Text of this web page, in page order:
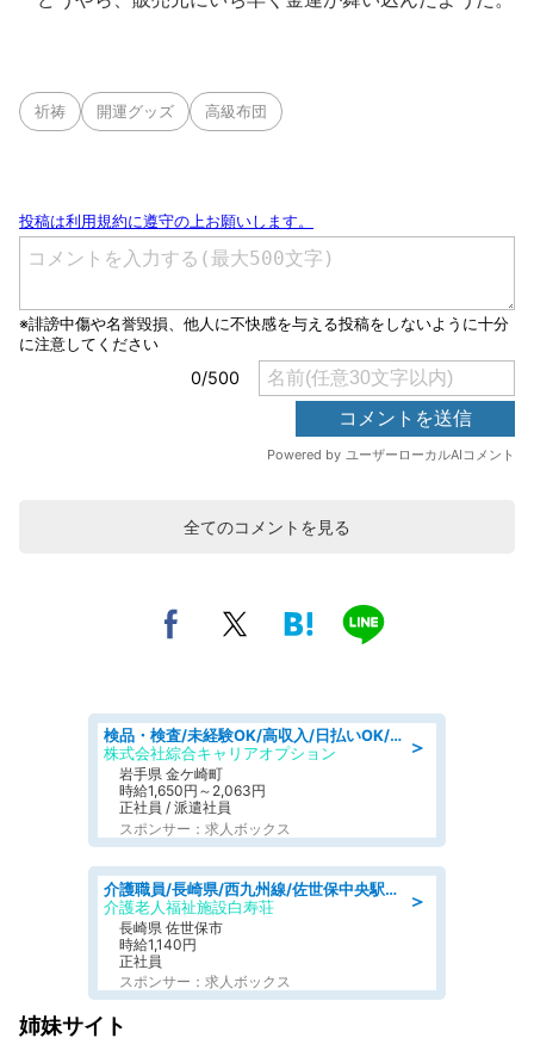
祈祷 開運グッズ 高級布団
全てのコメントを見る
＞
検品・検査/未経験OK/高収入/日払いOK/交替制/20・30・40代活躍中
株式会社綜合キャリアオプション
岩手県 金ケ崎町
時給1,650円～2,063円
正社員 / 派遣社員
スポンサー：求人ボックス
＞
介護職員/長崎県/西九州線/佐世保中央駅佐世保市
介護老人福祉施設白寿荘
長崎県 佐世保市
時給1,140円
正社員
スポンサー：求人ボックス
姉妹サイト